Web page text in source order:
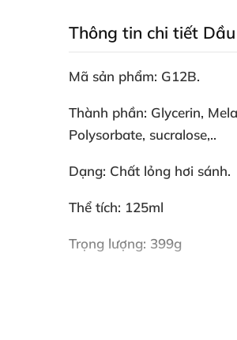
Thông tin chi tiết
Mã sản phẩm: G12B.
Thành phần: Glycerin,
Polysorbate, sucralose,..
Dạng: Chất lỏng hơi sánh.
Thể tích: 125ml
Trọng lượng: 399g